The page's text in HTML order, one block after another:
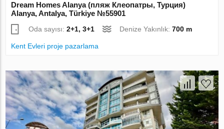
Dream Homes Alanya (пляж Клеопатры, Турция)
Alanya, Antalya, Türkiye №55901
Oda sayısı:2+1, 3+1 Denize Yakınlık:700 m
Kent Evleri proje pazarlama